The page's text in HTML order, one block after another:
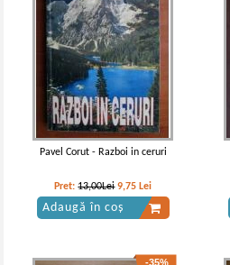
Pavel Corut - Razboi in ceruri
Pret:13,00Lei 9,75 Lei
Adaugă în coș
-35%